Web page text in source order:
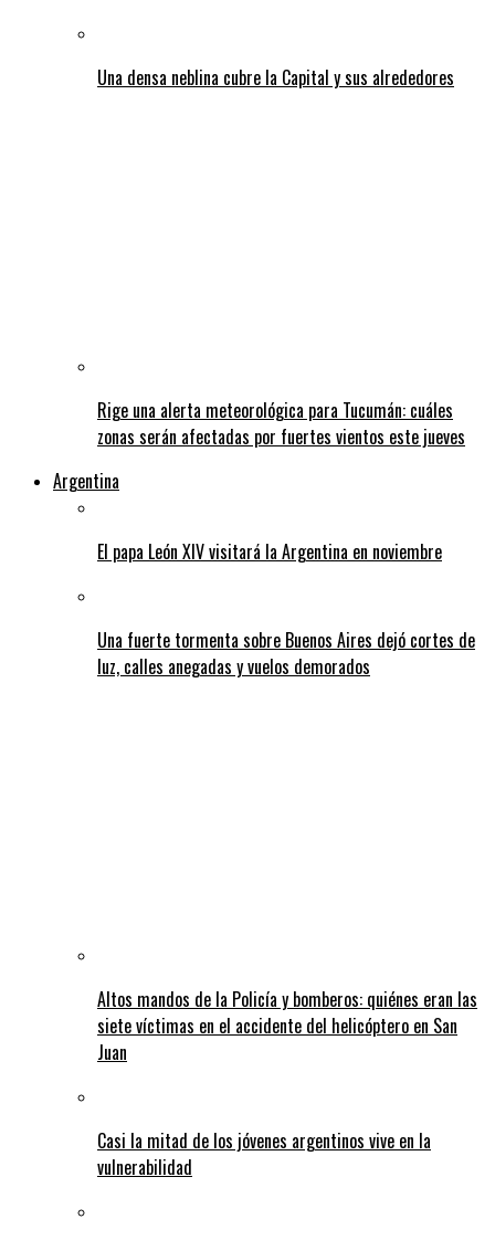
Una densa neblina cubre la Capital y sus alrededores
Rige una alerta meteorológica para Tucumán: cuáles
zonas serán afectadas por fuertes vientos este jueves
Argentina
El papa León XIV visitará la Argentina en noviembre
Una fuerte tormenta sobre Buenos Aires dejó cortes de
luz, calles anegadas y vuelos demorados
Altos mandos de la Policía y bomberos: quiénes eran las
siete víctimas en el accidente del helicóptero en San
Juan
Casi la mitad de los jóvenes argentinos vive en la
vulnerabilidad